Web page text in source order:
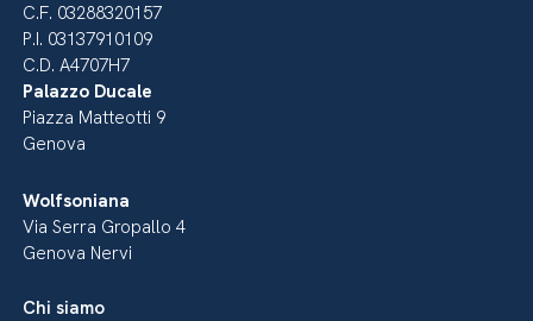
C.F. 03288320157
P.I. 03137910109
C.D. A4707H7
Palazzo Ducale
Piazza Matteotti 9
Genova
Wolfsoniana
Via Serra Gropallo 4
Genova Nervi
Chi siamo